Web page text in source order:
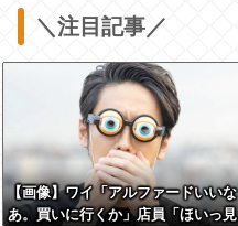
＼注目記事／
【画像】ワイ「アルファードいいな
あ。買いに行くか」店員「ほいっ見